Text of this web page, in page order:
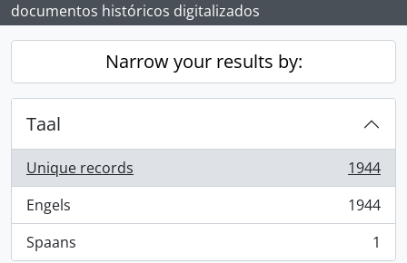
documentos históricos digitalizados
Narrow your results by:
Taal
Unique records
, 1944 results
1944
Engels
, 1944 results
1944
Spaans
, 1 results 1